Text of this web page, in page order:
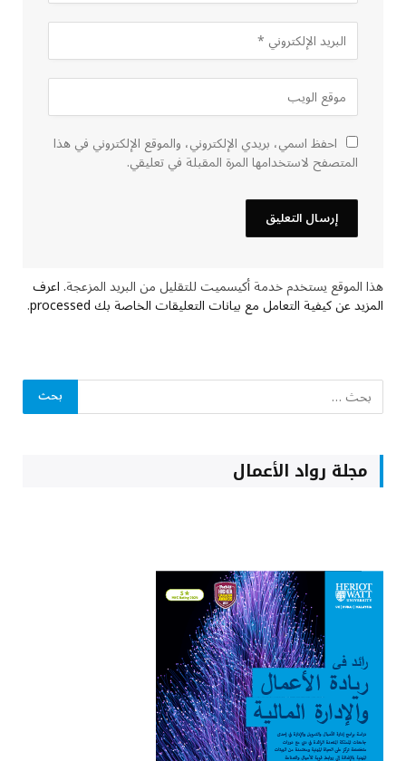
احفظ اسمي، بريدي الإلكتروني، والموقع الإلكتروني في هذا
المتصفح لاستخدامها المرة المقبلة في تعليقي.
هذا الموقع يستخدم خدمة أكيسميت للتقليل من البريد المزعجة.اعرف
المزيد عن كيفية التعامل مع بيانات التعليقات الخاصة بك processed .
مجلة رواد الأعمال